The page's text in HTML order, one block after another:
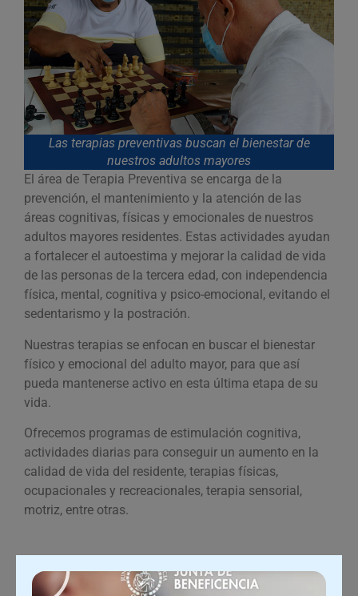
Las terapias preventivas buscan el bienestar de
nuestros adultos mayores
El área de Terapia Preventiva se encarga de la
prevención, el mantenimiento y la atención de las
áreas cognitivas, físicas y emocionales de nuestros
adultos mayores residentes. Estas actividades ayudan
a fortalecer el autoestima y mejorar la calidad de vida
de las personas de la tercera edad, con independencia
física, mental, cognitiva y psico-emocional, evitando el
sedentarismo y la postración.
Nuestras terapias se enfocan en buscar el bienestar
físico y emocional del adulto mayor, para que así
pueda mantenerse activo en esta última etapa de su
vida.
Ofrecemos programas de estimulación cognitiva,
actividades diarias para conseguir un aumento en la
calidad de vida del residente, terapias físicas,
ocupacionales y recreacionales, terapia sensorial,
motriz, entre otras.